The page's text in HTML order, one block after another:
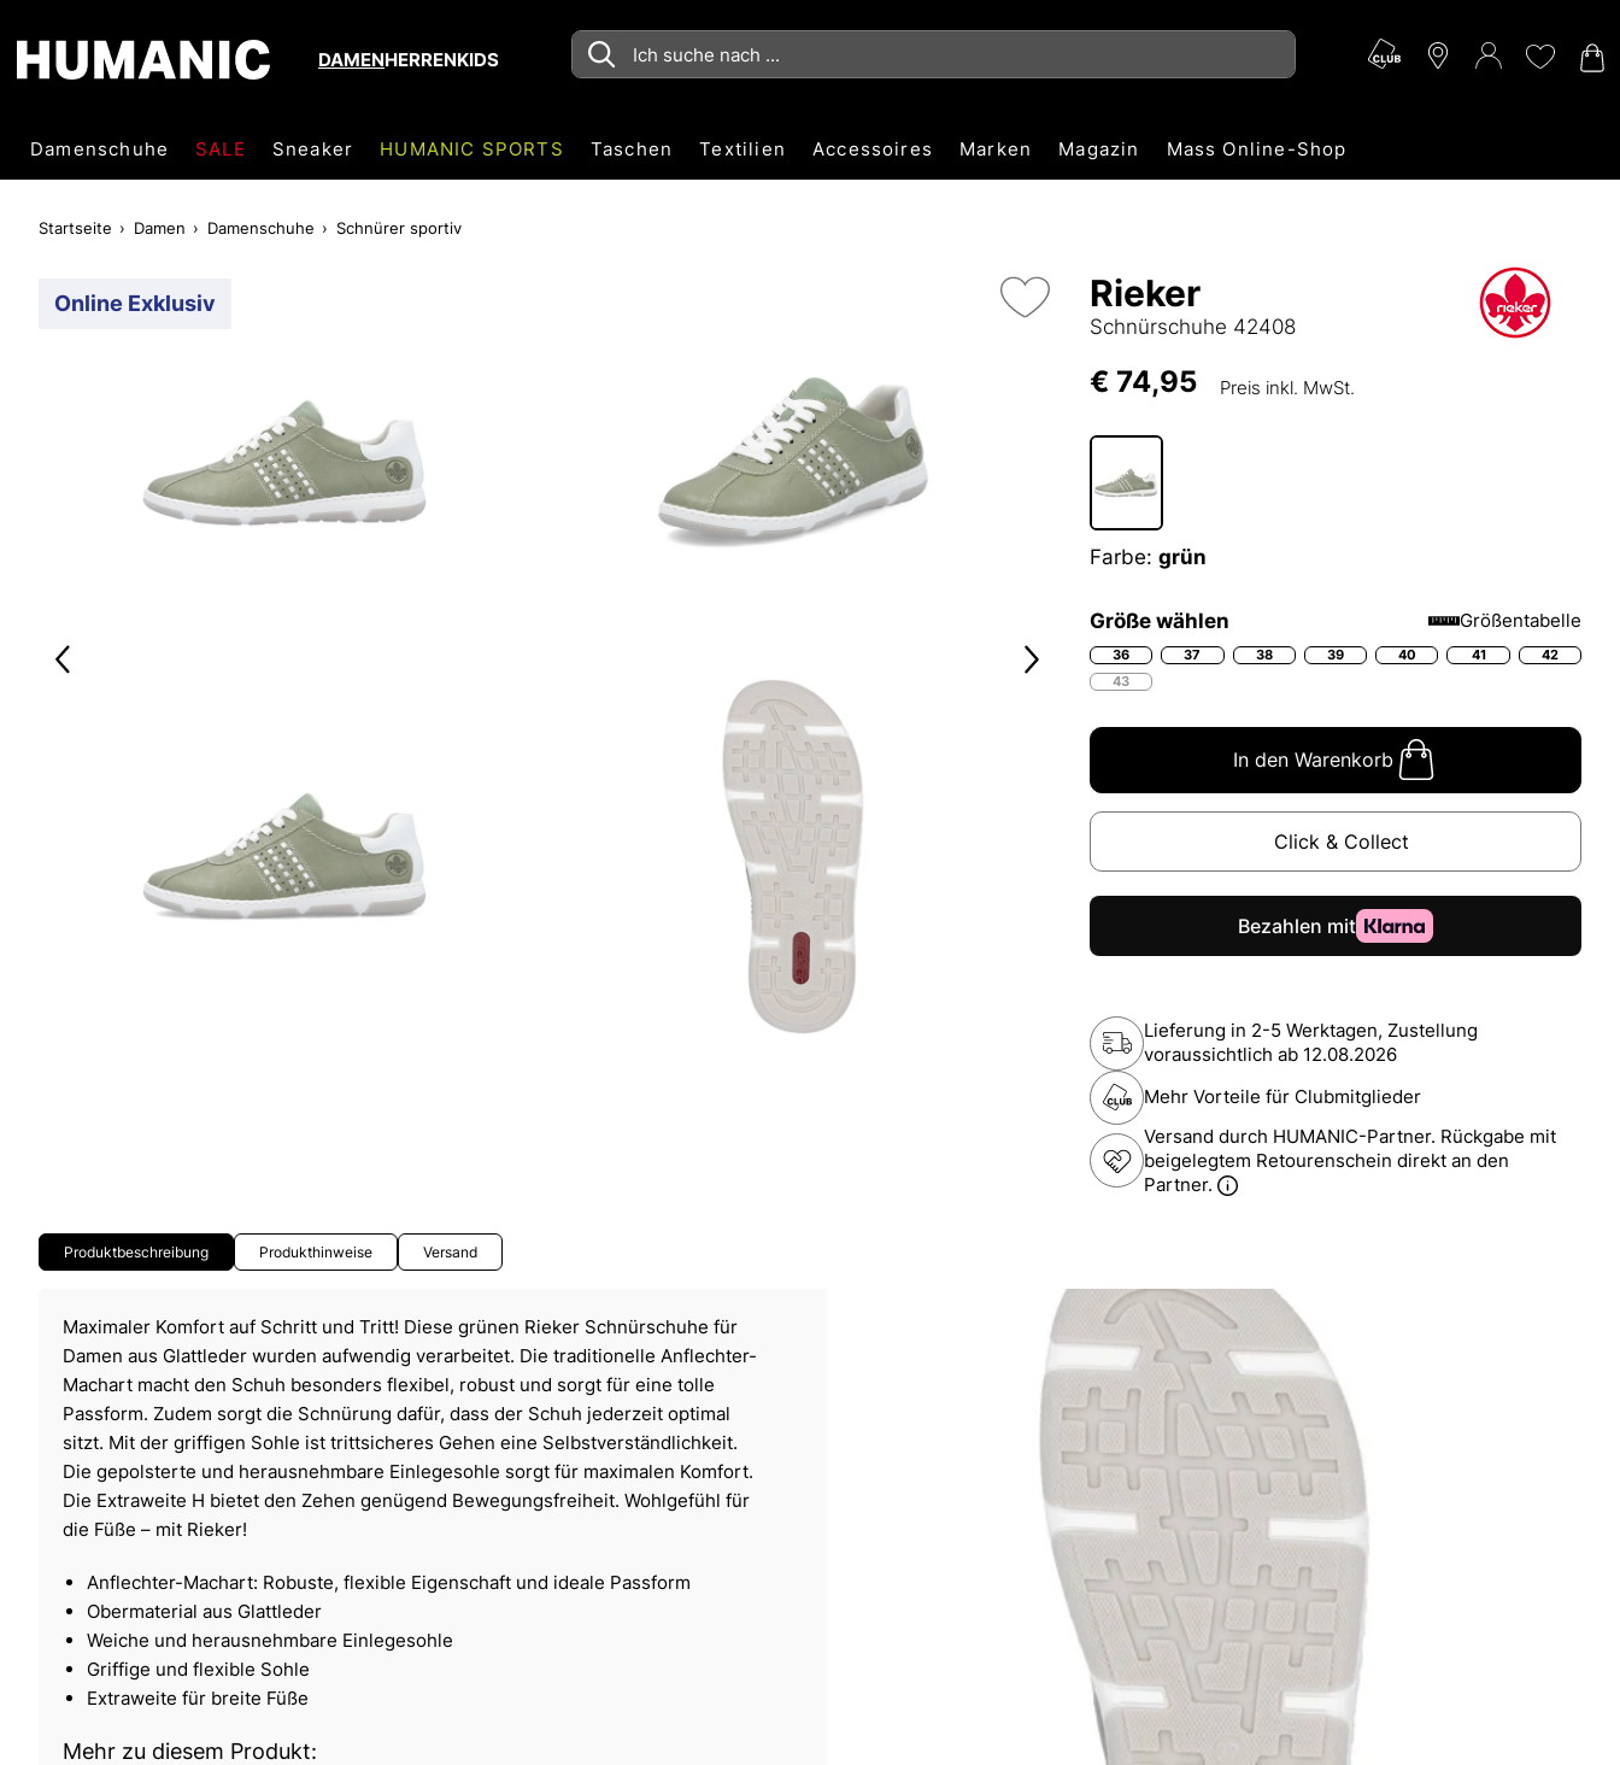
DAMENHERRENKIDS
Damenschuhe SALE Sneaker HUMANIC SPORTS Taschen Textilien Accessoires Marken Magazin Mass Online-Shop
Startseite Damen Damenschuhe Schnürer sportiv
Online Exklusiv Rieker
Schnürschuhe 42408
€ 74,95 Preis inkl. MwSt.
Farbe: grün
Größe wählen Größentabelle
36 37 38 39 40 41
42
43
In den Warenkorb
Click & Collect
Lieferung in 2-5 Werktagen, Zustellung
voraussichtlich ab 12.08.2026
Mehr Vorteile für Clubmitglieder
Versand durch HUMANIC-Partner. Rückgabe mit
beigelegtem Retourenschein direkt an den
Partner.
Produktbeschreibung Produkthinweise Versand
Maximaler Komfort auf Schritt und Tritt! Diese grünen Rieker Schnürschuhe für
Damen aus Glattleder wurden aufwendig verarbeitet. Die traditionelle Anflechter-
Machart macht den Schuh besonders flexibel, robust und sorgt für eine tolle
Passform. Zudem sorgt die Schnürung dafür, dass der Schuh jederzeit optimal
sitzt. Mit der griffigen Sohle ist trittsicheres Gehen eine Selbstverständlichkeit.
Die gepolsterte und herausnehmbare Einlegesohle sorgt für maximalen Komfort.
Die Extraweite H bietet den Zehen genügend Bewegungsfreiheit. Wohlgefühl für
die Füße – mit Rieker!
Anflechter-Machart: Robuste, flexible Eigenschaft und ideale Passform
Obermaterial aus Glattleder
Weiche und herausnehmbare Einlegesohle
Griffige und flexible Sohle
Extraweite für breite Füße
Mehr zu diesem Produkt: